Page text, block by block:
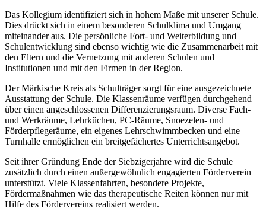
Das Kollegium identifiziert sich in hohem Maße mit unserer Schule.
Dies drückt sich in einem besonderen Schulklima und Umgang
miteinander aus. Die persönliche Fort- und Weiterbildung und
Schulentwicklung sind ebenso wichtig wie die Zusammenarbeit mit
den Eltern und die Vernetzung mit anderen Schulen und
Institutionen und mit den Firmen in der Region.
Der Märkische Kreis als Schulträger sorgt für eine ausgezeichnete
Ausstattung der Schule. Die Klassenräume verfügen durchgehend
über einen angeschlossenen Differenzierungsraum. Diverse Fach-
und Werkräume, Lehrküchen, PC-Räume, Snoezelen- und
Förderpflegeräume, ein eigenes Lehrschwimmbecken und eine
Turnhalle ermöglichen ein breitgefächertes Unterrichtsangebot.
Seit ihrer Gründung Ende der Siebzigerjahre wird die Schule
zusätzlich durch einen außergewöhnlich engagierten Förderverein
unterstützt. Viele Klassenfahrten, besondere Projekte,
Fördermaßnahmen wie das therapeutische Reiten können nur mit
Hilfe des Fördervereins realisiert werden.